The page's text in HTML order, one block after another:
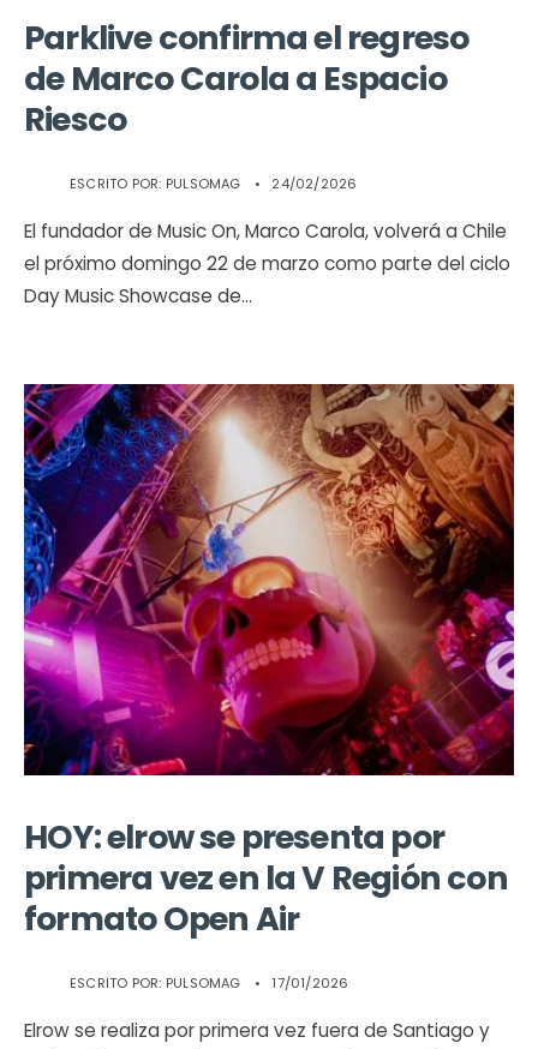
Parklive confirma el regreso
de Marco Carola a Espacio
Riesco
ESCRITO POR: PULSOMAG • 24/02/2026
El fundador de Music On, Marco Carola, volverá a Chile
el próximo domingo 22 de marzo como parte del ciclo
Day Music Showcase de...
HOY: elrow se presenta por
primera vez en la V Región con
formato Open Air
ESCRITO POR: PULSOMAG • 17/01/2026
Elrow se realiza por primera vez fuera de Santiago y